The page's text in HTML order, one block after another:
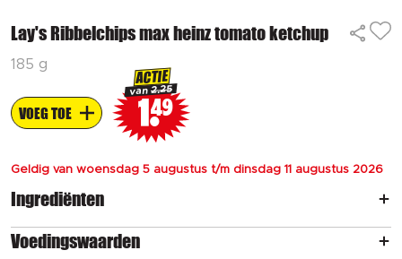
Lay's Ribbelchips max heinz tomato ketchup
185 g
VOEG TOE
ACTIE
van2.25
1 49
Geldig van woensdag 5 augustus t/m dinsdag 11 augustus 2026
Ingrediënten
Voedingswaarden